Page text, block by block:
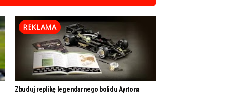
REKLAMA
Zbuduj replikę legendarnego bolidu Ayrtona